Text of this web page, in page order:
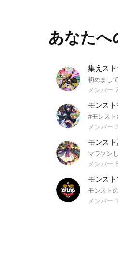
クルームを ご活用下さ
めて 貼ってください(⋆ᴗ͈ˬᴗ͈)” ・即抜け禁止です ・挨拶しましょう ・皆
為はNGです ・別オプの勧誘は禁止です ・2回管理人・副官から注意を
受けた方は強制退会と
たが全員がルー
あなたへ
集えス
メンバー
#モンス
メンバー
メンバー
モンス
メンバー